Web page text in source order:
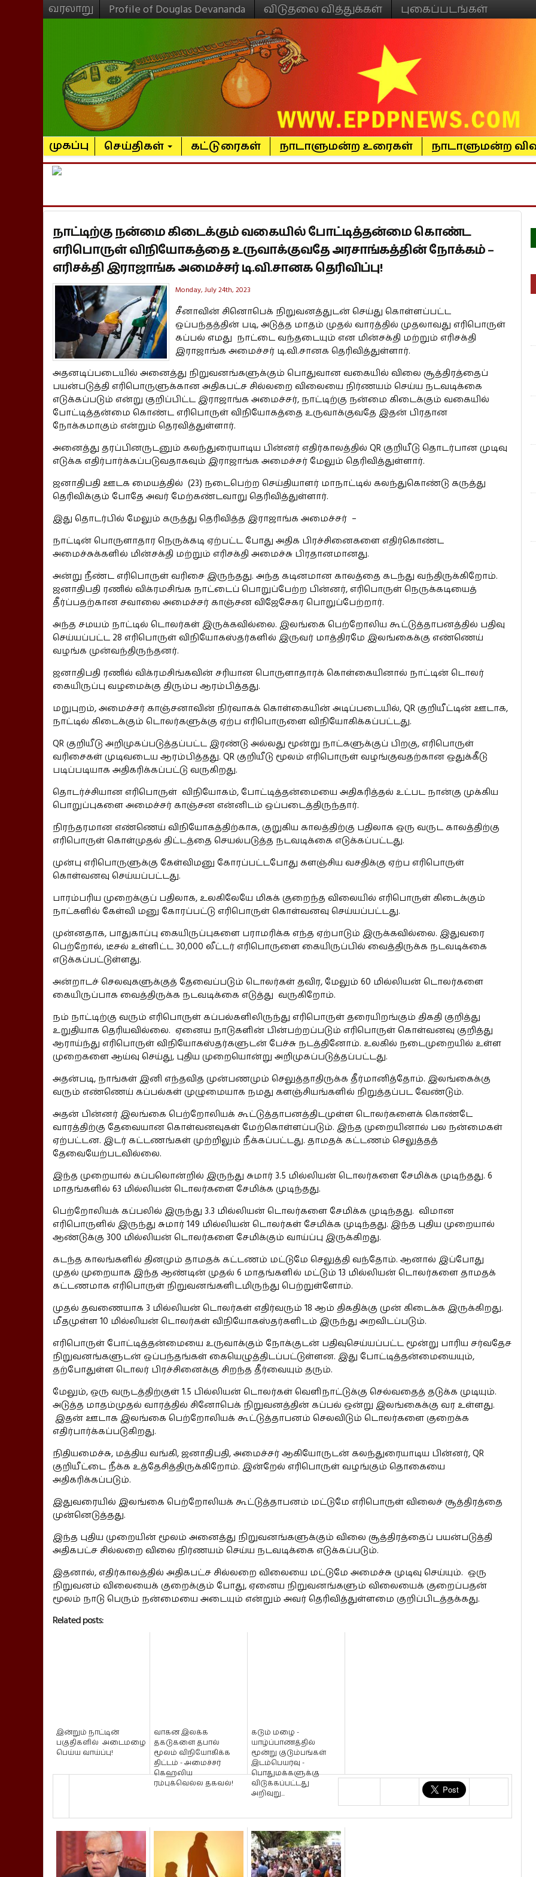
வரலாறு Profile of Douglas Devananda விடுதலை வித்துக்கள் புகைப்படங்கள்
முகப்பு செய்திகள் கட்டுரைகள் நாடாளுமன்ற உரைகள் நாடாளுமன்ற
நாட்டிற்கு நன்மை கிடைக்கும் வகையில் போட்டித்தன்மை கொண்ட
எரிபொருள் விநியோகத்தை உருவாக்குவதே அரசாங்கத்தின் நோக்கம் –
எரிசக்தி இராஜாங்க அமைச்சர் டி.வி.சானக தெரிவிப்பு!
Monday, July 24th, 2023
சீனாவின் சினொபெக் நிறுவனத்துடன் செய்து கொள்ளப்பட்ட
ஒப்பந்தத்தின் படி, அடுத்த மாதம் முதல் வாரத்தில் முதலாவது எரிபொருள்
கப்பல் எமது நாட்டை வந்தடையும் என மின்சக்தி மற்றும் எரிசக்தி
இராஜாங்க அமைச்சர் டி.வி.சானக தெரிவித்துள்ளார்.
அதனடிப்படையில் அனைத்து நிறுவனங்களுக்கும் பொதுவான வகையில் விலை சூத்திரத்தைப்
பயன்படுத்தி எரிபொருளுக்கான அதிகபட்ச சில்லறை விலையை நிர்ணயம் செய்ய நடவடிக்கை
எடுக்கப்படும் என்று குறிப்பிட்ட இராஜாங்க அமைச்சர், நாட்டிற்கு நன்மை கிடைக்கும் வகையில்
போட்டித்தன்மை கொண்ட எரிபொருள் விநியோகத்தை உருவாக்குவதே இதன் பிரதான
நோக்கமாகும் என்றும் தெரவித்துள்ளார்.
அனைத்து தரப்பினருடனும் கலந்துரையாடிய பின்னர் எதிர்காலத்தில் QR குறியீடு தொடர்பான முடிவு
எடுக்க எதிர்பார்க்கப்படுவதாகவும் இராஜாங்க அமைச்சர் மேலும் தெரிவித்துள்ளார்.
ஜனாதிபதி ஊடக மையத்தில் (23) நடைபெற்ற செய்தியாளர் மாநாட்டில் கலந்துகொண்டு கருத்து
தெரிவிக்கும் போதே அவர் மேற்கண்டவாறு தெரிவித்துள்ளார்.
இது தொடர்பில் மேலும் கருத்து தெரிவித்த இராஜாங்க அமைச்சர் –
நாட்டின் பொருளாதார நெருக்கடி ஏற்பட்ட போது அதிக பிரச்சினைகளை எதிர்கொண்ட
அமைச்சுக்களில் மின்சக்தி மற்றும் எரிசக்தி அமைச்சு பிரதானமானது.
அன்று நீண்ட எரிபொருள் வரிசை இருந்தது. அந்த கடினமான காலத்தை கடந்து வந்திருக்கிறோம்.
ஜனாதிபதி ரணில் விக்ரமசிங்க நாட்டைப் பொறுப்பேற்ற பின்னர், எரிபொருள் நெருக்கடியைத்
தீர்ப்பதற்கான சவாலை அமைச்சர் காஞ்சன விஜேசேகர பொறுப்பேற்றார்.
அந்த சமயம் நாட்டில் டொலர்கள் இருக்கவில்லை. இலங்கை பெற்றோலிய கூட்டுத்தாபனத்தில் பதிவு
செய்யப்பட்ட 28 எரிபொருள் விநியோகஸ்தர்களில் இருவர் மாத்திரமே இலங்கைக்கு எண்ணெய்
வழங்க முன்வந்திருந்தனர்.
ஜனாதிபதி ரணில் விக்ரமசிங்கவின் சரியான பொருளாதாரக் கொள்கையினால் நாட்டின் டொலர்
கையிருப்பு வழமைக்கு திரும்ப ஆரம்பித்தது.
மறுபுறம், அமைச்சர் காஞ்சனாவின் நிர்வாகக் கொள்கையின் அடிப்படையில், QR குறியீட்டின் ஊடாக,
நாட்டில் கிடைக்கும் டொலர்களுக்கு ஏற்ப எரிபொருளை விநியோகிக்கப்பட்டது.
QR குறியீடு அறிமுகப்படுத்தப்பட்ட இரண்டு அல்லது மூன்று நாட்களுக்குப் பிறகு, எரிபொருள்
வரிசைகள் முடிவடைய ஆரம்பித்தது. QR குறியீடு மூலம் எரிபொருள் வழங்குவதற்கான ஒதுக்கீடு
படிப்படியாக அதிகரிக்கப்பட்டு வருகிறது.
தொடர்ச்சியான எரிபொருள் விநியோகம், போட்டித்தன்மையை அதிகரித்தல் உட்பட நான்கு முக்கிய
பொறுப்புகளை அமைச்சர் காஞ்சன என்னிடம் ஒப்படைத்திருந்தார்.
நிரந்தரமான எண்ணெய் விநியோகத்திற்காக, குறுகிய காலத்திற்கு பதிலாக ஒரு வருட காலத்திற்கு
எரிபொருள் கொள்முதல் திட்டத்தை செயல்படுத்த நடவடிக்கை எடுக்கப்பட்டது.
முன்பு எரிபொருளுக்கு கேள்விமனு கோரப்பட்டபோது களஞ்சிய வசதிக்கு ஏற்ப எரிபொருள்
கொள்வனவு செய்யப்பட்டது.
பாரம்பரிய முறைக்குப் பதிலாக, உலகிலேயே மிகக் குறைந்த விலையில் எரிபொருள் கிடைக்கும்
நாட்களில் கேள்வி மனு கோரப்பட்டு எரிபொருள் கொள்வனவு செய்யப்பட்டது.
முன்னதாக, பாதுகாப்பு கையிருப்புகளை பராமரிக்க எந்த ஏற்பாடும் இருக்கவில்லை. இதுவரை
பெற்றோல், டீசல் உள்ளிட்ட 30,000 லீட்டர் எரிபொருளை கையிருப்பில் வைத்திருக்க நடவடிக்கை
எடுக்கப்பட்டுள்ளது.
அன்றாடச் செலவுகளுக்குத் தேவைப்படும் டொலர்கள் தவிர, மேலும் 60 மில்லியன் டொலர்களை
கையிருப்பாக வைத்திருக்க நடவடிக்கை எடுத்து வருகிறோம்.
நம் நாட்டிற்கு வரும் எரிபொருள் கப்பல்களிலிருந்து எரிபொருள் தரையிறங்கும் திகதி குறித்து
உறுதியாக தெரியவில்லை. ஏனைய நாடுகளின் பின்பற்றப்படும் எரிபொருள் கொள்வனவு குறித்து
ஆராய்ந்து எரிபொருள் விநியோகஸ்தர்களுடன் பேச்சு நடத்தினோம். உலகில் நடைமுறையில் உள்ள
முறைகளை ஆய்வு செய்து, புதிய முறையொன்று அறிமுகப்படுத்தப்பட்டது.
அதன்படி, நாங்கள் இனி எந்தவித முன்பணமும் செலுத்தாதிருக்க தீர்மானித்தோம். இலங்கைக்கு
வரும் எண்ணெய் கப்பல்கள் முழுமையாக நமது களஞ்சியங்களில் நிறுத்தப்பட வேண்டும்.
அதன் பின்னர் இலங்கை பெற்றோலியக் கூட்டுத்தாபனத்திடமுள்ள டொலர்களைக் கொண்டே
வாரத்திற்கு தேவையான கொள்வனவுகள் மேற்கொள்ளப்படும். இந்த முறையினால் பல நன்மைகள்
ஏற்பட்டன. இடர் கட்டணங்கள் முற்றிலும் நீக்கப்பட்டது. தாமதக் கட்டணம் செலுத்தத்
தேவையேற்படவில்லை.
இந்த முறையால் கப்பலொன்றில் இருந்து சுமார் 3.5 மில்லியன் டொலர்களை சேமிக்க முடிந்தது. 6
மாதங்களில் 63 மில்லியன் டொலர்களை சேமிக்க முடிந்தது.
பெற்றோலியக் கப்பலில் இருந்து 3.3 மில்லியன் டொலர்களை சேமிக்க முடிந்தது. விமான
எரிபொருளில் இருந்து சுமார் 149 மில்லியன் டொலர்கள் சேமிக்க முடிந்தது. இந்த புதிய முறையால்
ஆண்டுக்கு 300 மில்லியன் டொலர்களை சேமிக்கும் வாய்ப்பு இருக்கிறது.
கடந்த காலங்களில் தினமும் தாமதக் கட்டணம் மட்டுமே செலுத்தி வந்தோம். ஆனால் இப்போது
முதல் முறையாக இந்த ஆண்டின் முதல் 6 மாதங்களில் மட்டும் 13 மில்லியன் டொலர்களை தாமதக்
கட்டணமாக எரிபொருள் நிறுவனங்களிடமிருந்து பெற்றுள்ளோம்.
முதல் தவணையாக 3 மில்லியன் டொலர்கள் எதிர்வரும் 18 ஆம் திகதிக்கு முன் கிடைக்க இருக்கிறது.
மீதமுள்ள 10 மில்லியன் டொலர்கள் விநியோகஸ்தர்களிடம் இருந்து அறவிடப்படும்.
எரிபொருள் போட்டித்தன்மையை உருவாக்கும் நோக்குடன் பதிவுசெய்யப்பட்ட மூன்று பாரிய சர்வதேச
நிறுவனங்களுடன் ஒப்பந்தங்கள் கையெழுத்திடப்பட்டுள்ளன. இது போட்டித்தன்மையையும்,
தற்போதுள்ள டொலர் பிரச்சினைக்கு சிறந்த தீர்வையும் தரும்.
மேலும், ஒரு வருடத்திற்குள் 1.5 பில்லியன் டொலர்கள் வெளிநாட்டுக்கு செல்வதைத் தடுக்க முடியும்.
அடுத்த மாதம்முதல் வாரத்தில் சினோபெக் நிறுவனத்தின் கப்பல் ஒன்று இலங்கைக்கு வர உள்ளது.
இதன் ஊடாக இலங்கை பெற்றோலியக் கூட்டுத்தாபனம் செலவிடும் டொலர்களை குறைக்க
எதிர்பார்க்கப்படுகிறது.
நிதியமைச்சு, மத்திய வங்கி, ஜனாதிபதி, அமைச்சர் ஆகியோருடன் கலந்துரையாடிய பின்னர், QR
குறியீட்டை நீக்க உத்தேசித்திருக்கிறோம். இன்றேல் எரிபொருள் வழங்கும் தொகையை
அதிகரிக்கப்படும்.
இதுவரையில் இலங்கை பெற்றோலியக் கூட்டுத்தாபனம் மட்டுமே எரிபொருள் விலைச் சூத்திரத்தை
முன்னெடுத்தது.
இந்த புதிய முறையின் மூலம் அனைத்து நிறுவனங்களுக்கும் விலை சூத்திரத்தைப் பயன்படுத்தி
அதிகபட்ச சில்லறை விலை நிர்ணயம் செய்ய நடவடிக்கை எடுக்கப்படும்.
இதனால், எதிர்காலத்தில் அதிகபட்ச சில்லறை விலையை மட்டுமே அமைச்சு முடிவு செய்யும். ஒரு
நிறுவனம் விலையைக் குறைக்கும் போது, ஏனைய நிறுவனங்களும் விலையைக் குறைப்பதன்
மூலம் நாடு பெரும் நன்மையை அடையும் என்றும் அவர் தெரிவித்துள்ளமை குறிப்பிடத்தக்கது.
Related posts:
இன்றும் நாட்டின்
பகுதிகளில் அடைமழை
பெய்ய வாய்ப்பு!
வாகன இலக்க
தகடுகளை தபால்
மூலம் விநியோகிக்க
திட்டம் - அமைச்சர்
கெஹலிய
ரம்புக்வெல்ல தகவல்!
கடும் மழை -
யாழ்ப்பாணத்தில்
மூன்று குடும்பங்கள்
இடம்பெயர்வு -
பொதுமக்களுக்கு
விடுக்கப்பட்டது
அறிவுறு...